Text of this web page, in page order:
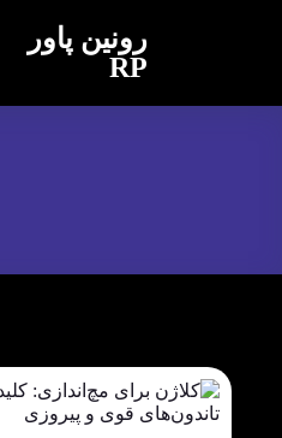
رونین پاور
RP